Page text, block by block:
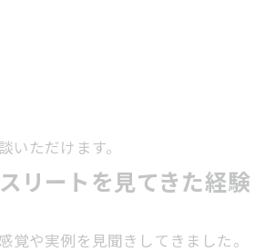
ただけます。
リートを見てきた経験
覚や実例を見聞きしてきました。